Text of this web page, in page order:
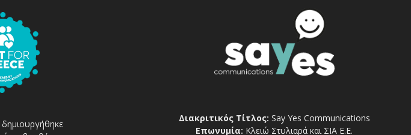
Διακριτικός Τίτλος: Say Yes Communications
Επωνυμία: Κλειώ Στυλιαρά και ΣΙΑ Ε.Ε.